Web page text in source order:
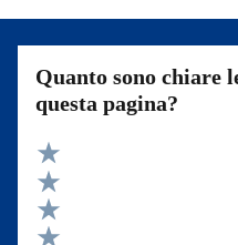
Quanto sono chiare
questa pagina?
Valuta 5 stelle su 5
Valuta 4 stelle su 5
Valuta 3 stelle su 5